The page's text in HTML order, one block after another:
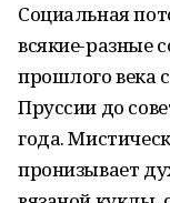
Социальная
всякие-разные
прошлого века
Пруссии до
года.
пронизывает